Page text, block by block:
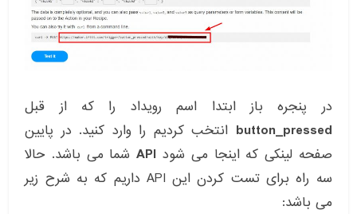
در پنجره باز ابتدا اسم رویداد را که از قبل
button_pressed انتخب کردیم را وارد کنید. در پایین
صفحه لینکی که اینجا می شود APIشما می باشد. حالا
سه راه برای تست کردن این API داریم که به شرح زیر
می باشد: